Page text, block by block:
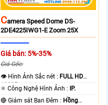
CAmera Speed Dome DS-
2DE4225IWG1-E Zoom 25X
Giá bán: 5%-35%
Giá Gốc:
👁 Hình Ảnh Sắc nét : FULL HD
1080P .
⚛️ Công Nghệ Hình Ảnh :
IP.
🔴 Giám sát Ban Đêm : Hồng